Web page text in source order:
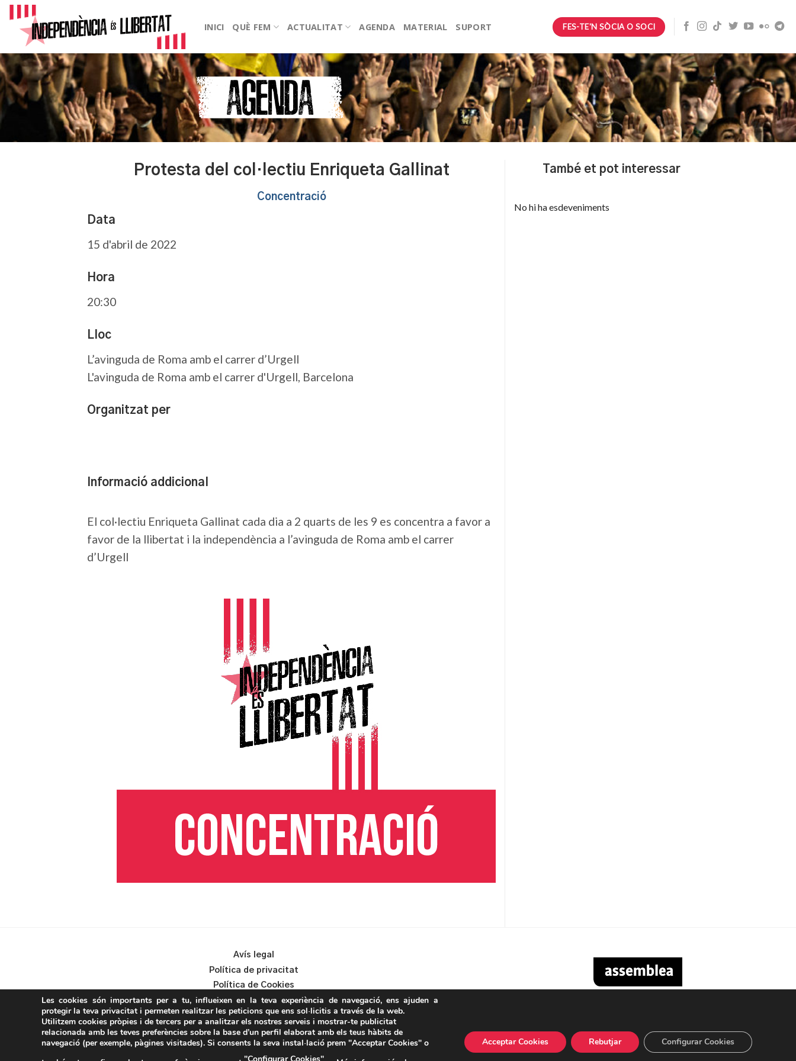
Skip
content
INICI QUÈ FEM ACTUALITAT AGENDA MATERIAL SUPORT FES-TE'N SÒCIA O SOCI
Protesta del col·lectiu Enriqueta Gallinat
Concentració
Data
15 d'abril de 2022
Hora
20:30
Lloc
L’avinguda de Roma amb el carrer d’Urgell
L'avinguda de Roma amb el carrer d'Urgell, Barcelona
Organitzat per
Informació addicional
El col·lectiu Enriqueta Gallinat cada dia a 2 quarts de les 9 es concentra a favor a
favor de la llibertat i la independència a l’avinguda de Roma amb el carrer
d’Urgell
També et pot interessar
No hi ha esdeveniments
Avís legal
Política de privacitat
Política de Cookies
Les cookies són importants per a tu, influeixen en la teva experiència de navegació, ens ajuden a
protegir la teva privacitat i permeten realitzar les peticions que ens sol·licitis a través de la web.
Utilitzem cookies pròpies i de tercers per a analitzar els nostres serveis i mostrar-te publicitat
relacionada amb les teves preferències sobre la base d’un perfil elaborat amb els teus hàbits de
navegació (per exemple, pàgines visitades). Si consents la seva instal·lació prem "Acceptar Cookies" o
"Configurar Cookies"
Acceptar Cookies Rebutjar Configurar Cookies